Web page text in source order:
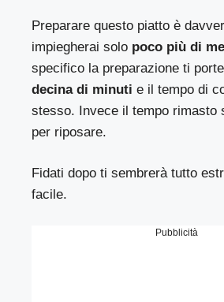
Preparare questo piatto è
impiegherai solo poco più di
specifico la preparazione ti
decina di minuti e il tempo di
stesso. Invece il tempo rimasto
per riposare.
Fidati dopo ti sembrerà tutto
facile.
Pubblicità